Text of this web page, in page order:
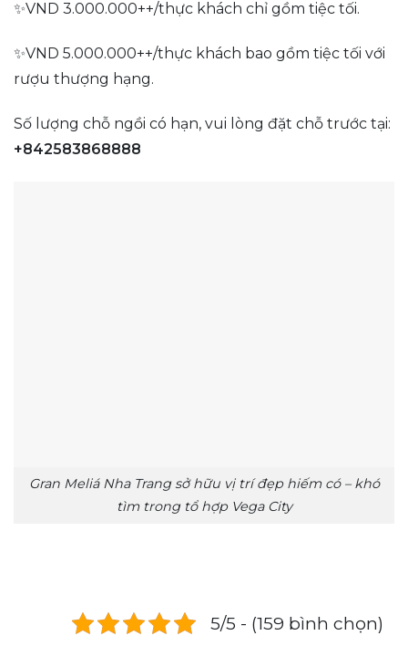
✨VND 3.000.000++/thực khách chỉ gồm tiệc tối.
✨VND 5.000.000++/thực khách bao gồm tiệc tối với
rượu thượng hạng.
Số lượng chỗ ngồi có hạn, vui lòng đặt chỗ trước tại:
+842583868888
Gran Meliá Nha Trang sở hữu vị trí đẹp hiếm có – khó
tìm trong tổ hợp Vega City
5/5 - (159 bình chọn)